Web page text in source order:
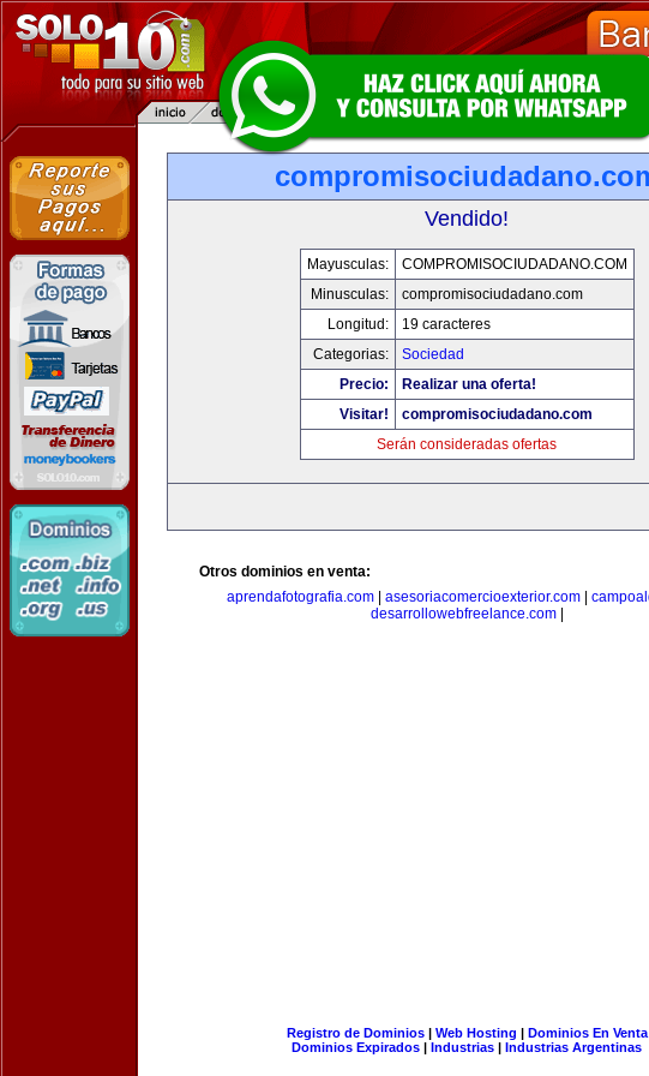
Vendido!
Mayusculas:
COMPROMISOCIUDADANO.COM
Minusculas:
compromisociudadano.com
Longitud:
19 caracteres
Categorias:
Sociedad
Precio:
Realizar una oferta!
Visitar!
compromisociudadano.com
Serán consideradas ofertas
Otros dominios en venta:
aprendafotografia.com
asesoriacomercioexterior.com
desarrollowebfreelance.com|
Registro de Dominios| Web Hosting | Dominios En Venta
Dominios Expirados | Industrias | Industrias Argentinas